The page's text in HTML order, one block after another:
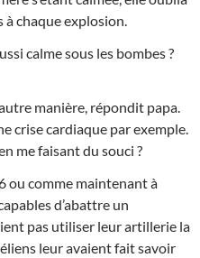
à chaque explosion.
calme sous les bombes ?
manière, répondit papa.
crise cardiaque par exemple.
me faisant du souci ?
ou comme maintenant à
d’abattre un
pas utiliser leur artillerie la
leur avaient fait savoir